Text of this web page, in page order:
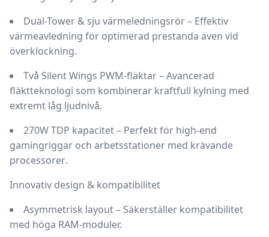
Dual-Tower & sju värmeledningsrör– Effektiv
värmeavledning för optimerad prestanda även vid
överklockning.
Två Silent Wings PWM-fläktar– Avancerad
fläktteknologi som kombinerar kraftfull kylning med
extremt låg ljudnivå.
270W TDP kapacitet– Perfekt för high-end
gamingriggar och arbetsstationer med krävande
processorer.
Innovativ design & kompatibilitet
Asymmetrisk layout– Säkerställer kompatibilitet
med höga RAM-moduler.